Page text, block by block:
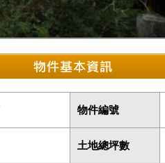
物件編號
土地總坪數